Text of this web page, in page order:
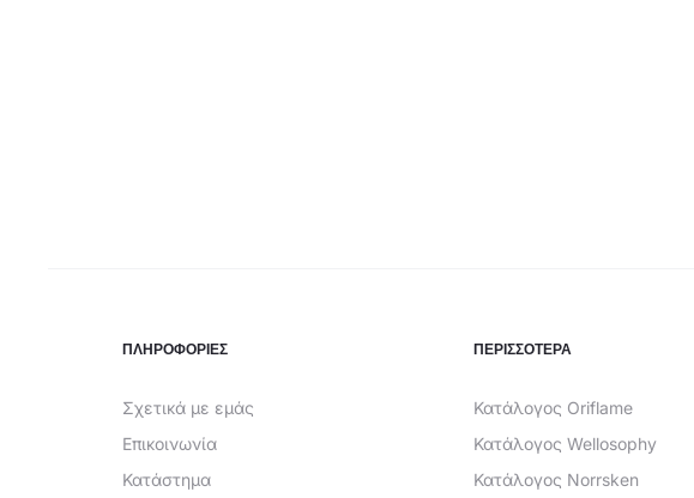
ΠΛΗΡΟΦΟΡΙΕΣ
Σχετικά με εμάς
Επικοινωνία
Κατάστημα
ΠΕΡΙΣΣΟΤΕΡΑ
Κατάλογος Oriflame
Κατάλογος Wellosophy
Κατάλογος Norrsken